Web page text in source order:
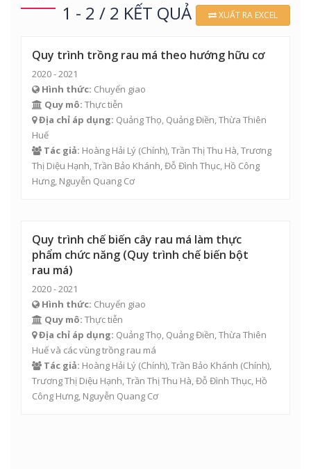
1 - 2 / 2 KẾT QUẢ
XUẤT RA EXCEL
Quy trình trồng rau má theo hướng hữu cơ
2020 - 2021
Hình thức: Chuyển giao
Quy mô: Thực tiễn
Địa chỉ áp dụng: Quảng Thọ, Quảng Điền, Thừa Thiên
Huế
Tác giả: Hoàng Hải Lý (Chính),Trần Thị Thu Hà,Trương
Thị Diệu Hạnh,Trần Bảo Khánh,Đỗ Đình Thục, Hồ Công
Hưng, Nguyễn Quang Cơ
Quy trình chế biến cây rau má làm thực
phẩm chức năng (Quy trình chế biến bột
rau má)
2020 - 2021
Hình thức: Chuyển giao
Quy mô: Thực tiễn
Địa chỉ áp dụng: Quảng Thọ, Quảng Điền, Thừa Thiên
Huế và các vùng trồng rau má
Tác giả: Hoàng Hải Lý (Chính),Trần Bảo Khánh (Chính),
Trương Thị Diệu Hạnh,Trần Thị Thu Hà,Đỗ Đình Thục, Hồ
Công Hưng, Nguyễn Quang Cơ